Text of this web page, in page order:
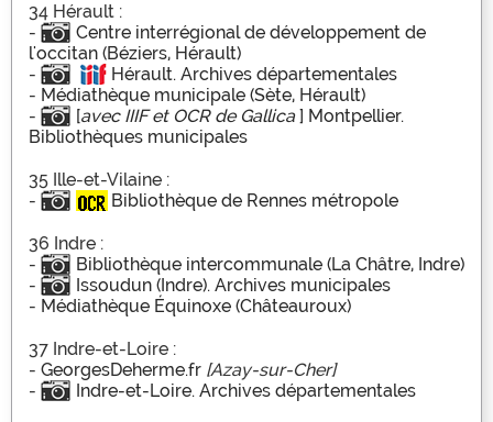
34 Hérault :
-
Centre interrégional de développement de
l'occitan (Béziers, Hérault)
-
Hérault. Archives départementales
- Médiathèque municipale (Sète, Hérault)
-
[avec IIIF et OCR de Gallica] Montpellier.
Bibliothèques municipales
35 Ille-et-Vilaine :
-
Bibliothèque de Rennes métropole
36 Indre :
-
Bibliothèque intercommunale (La Châtre, Indre)
-
Issoudun (Indre). Archives municipales
- Médiathèque Équinoxe (Châteauroux)
37 Indre-et-Loire :
- GeorgesDeherme.fr [Azay-sur-Cher]
-
Indre-et-Loire. Archives départementales